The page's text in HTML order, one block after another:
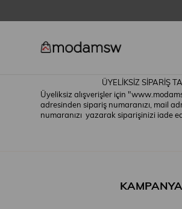
ÜYELİKSİZ SİPARİŞ
Üyeliksiz alışverişler için
adresinden sipariş numaranızı, mail
numaranızı yazarak siparişinizi iade